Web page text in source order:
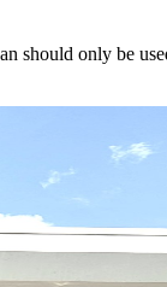
should only be